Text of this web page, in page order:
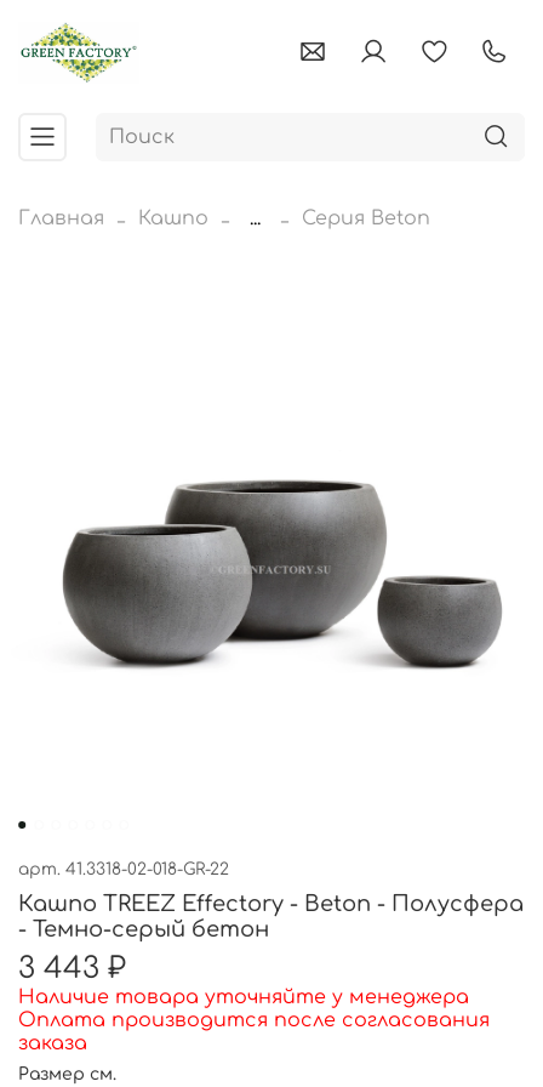
Главная Кашпо ... Серия Beton
арт. 41.3318-02-018-GR-22
Кашпо TREEZ Effectory - Beton - Полусфера
- Темно-серый бетон
3 443 ₽
Наличие товара уточняйте у менеджера
Оплата производится после согласования
заказа
Размер см.